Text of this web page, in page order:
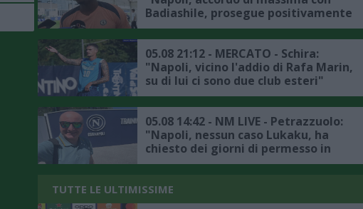
Badiashile, prosegue positivamente
la trattativa con il Chelsea, ecco i
dettagli"
05.08 21:12 - MERCATO - Schira:
"Napoli, vicino l'addio di Rafa Marin,
su di lui ci sono due club esteri"
05.08 14:42 - NM LIVE - Petrazzuolo:
"Napoli, nessun caso Lukaku, ha
chiesto dei giorni di permesso in
accordo con la società, il punto sul
TUTTE LE ULTIMISSIME